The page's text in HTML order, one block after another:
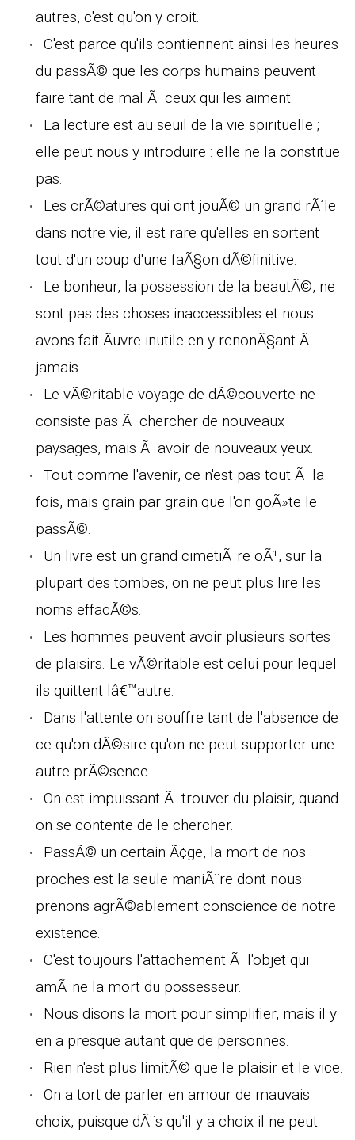
autres, c'est qu'on y croit.
C'est parce qu'ils contiennent ainsi les heures
du passÃ© que les corps humains peuvent
faire tant de mal Ã ceux qui les aiment.
La lecture est au seuil de la vie spirituelle ;
elle peut nous y introduire : elle ne la constitue
pas.
Les crÃ©atures qui ont jouÃ© un grand rÃ´le
dans notre vie, il est rare qu'elles en sortent
tout d'un coup d'une faÃ§on dÃ©finitive.
Le bonheur, la possession de la beautÃ©, ne
sont pas des choses inaccessibles et nous
avons fait Ãuvre inutile en y renonÃ§ant Ã
jamais.
Le vÃ©ritable voyage de dÃ©couverte ne
consiste pas Ã chercher de nouveaux
paysages, mais Ã avoir de nouveaux yeux.
Tout comme l'avenir, ce n'est pas tout Ã la
fois, mais grain par grain que l'on goÃ»te le
passÃ©.
Un livre est un grand cimetiÃ¨re oÃ¹, sur la
plupart des tombes, on ne peut plus lire les
noms effacÃ©s.
Les hommes peuvent avoir plusieurs sortes
de plaisirs. Le vÃ©ritable est celui pour lequel
ils quittent lâ€™autre.
Dans l'attente on souffre tant de l'absence de
ce qu'on dÃ©sire qu'on ne peut supporter une
autre prÃ©sence.
On est impuissant Ã trouver du plaisir, quand
on se contente de le chercher.
PassÃ© un certain Ã¢ge, la mort de nos
proches est la seule maniÃ¨re dont nous
prenons agrÃ©ablement conscience de notre
existence.
C'est toujours l'attachement Ã l'objet qui
amÃ¨ne la mort du possesseur.
Nous disons la mort pour simplifier, mais il y
en a presque autant que de personnes.
Rien n'est plus limitÃ© que le plaisir et le vice.
On a tort de parler en amour de mauvais
choix, puisque dÃ¨s qu'il y a choix il ne peut